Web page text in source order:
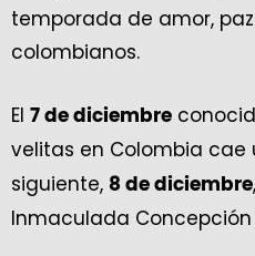
temporada de amor,
colombianos.
El 7 de diciembre
velitas en Colombia cae
siguiente, 8 de diciembre
Inmaculada